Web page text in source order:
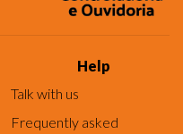
Help
Talk with us
Frequently asked